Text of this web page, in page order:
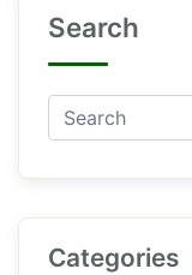
Search
Categories